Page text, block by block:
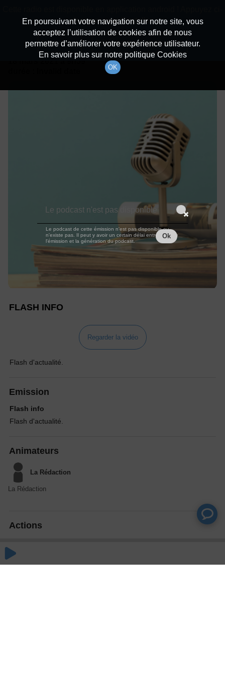
Détails De L'épisode
à 9h59
FLASH INFO
Regarder la vidéo
Flash d'actualité.
Emission
Flash info
Flash d'actualité.
Animateurs
La Rédaction
La Rédaction
Actions
En poursuivant votre navigation sur notre site, vous
acceptez l’utilisation de cookies afin de nous
permettre d’améliorer votre expérience utilisateur.
En savoir plus sur notre politique Cookies
OK
dessous pour l'installer.
Non merci Télécharger l'application
Le podcast n'est pas disponible
Le podcast de cette émission n'est pas disponible ou
n'existe pas. Il peut y avoir un certain délai entre la fin de
l'émission et la génération du podcast.
Ok